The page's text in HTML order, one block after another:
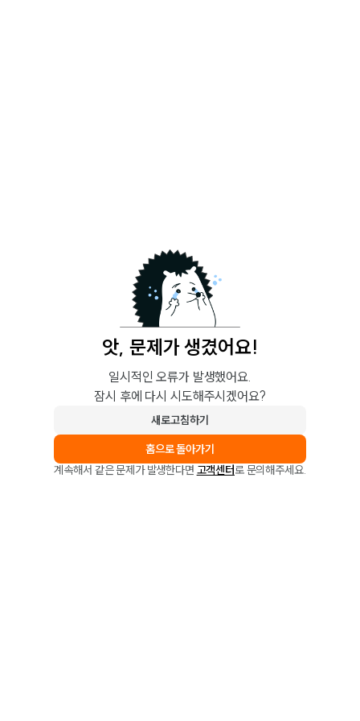
앗, 문제가 생겼어요!
일시적인 오류가 발생했어요.
잠시 후에 다시 시도해주시겠어요?
새로고침하기
홈으로 돌아가기
계속해서 같은 문제가 발생한다면 고객센터로 문의해주세요.